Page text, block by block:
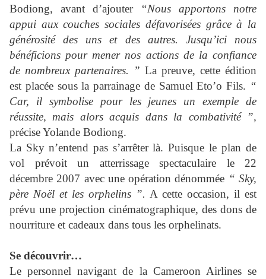
Bodiong, avant d’ajouter “Nous apportons notre
appui aux couches sociales défavorisées grâce à la
générosité des uns et des autres. Jusqu’ici nous
bénéficions pour mener nos actions de la confiance
de nombreux partenaires. ” La preuve, cette édition
est placée sous la parrainage de Samuel Eto’o Fils. “
Car, il symbolise pour les jeunes un exemple de
réussite, mais alors acquis dans la combativité ”,
précise Yolande Bodiong.
La Sky n’entend pas s’arrêter là. Puisque le plan de
vol prévoit un atterrissage spectaculaire le 22
décembre 2007 avec une opération dénommée “ Sky,
père Noël et les orphelins ”. A cette occasion, il est
prévu une projection cinématographique, des dons de
nourriture et cadeaux dans tous les orphelinats.
Se découvrir…
Le personnel navigant de la Cameroon Airlines se